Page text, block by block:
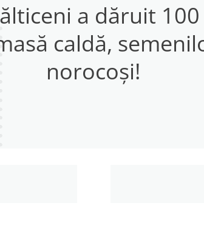
a dăruit
caldă,
norocoși!